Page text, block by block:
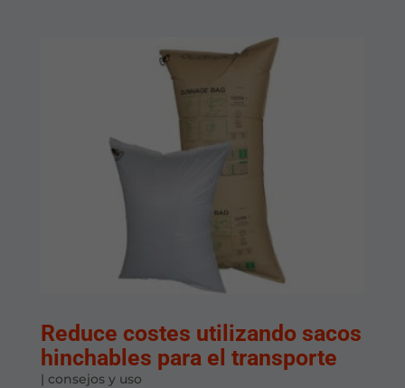
Reduce costes utilizando sacos
hinchables para el transporte
| consejos y uso